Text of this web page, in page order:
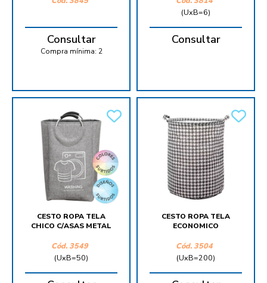
Consultar
Compra mínima: 2
(UxB=6)
Consultar
CESTO ROPA TELA
CHICO C/ASAS METAL
Cód. 3549
(UxB=50)
CESTO ROPA TELA
ECONOMICO
Cód. 3504
(UxB=200)